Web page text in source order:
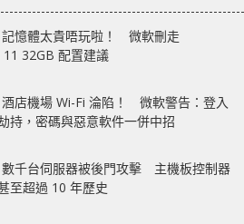
記憶體太貴唔玩啦！ 微軟刪走
32GB 配置建議
店機場 Wi-Fi 淪陷！ 微軟警告：登入
持，密碼與惡意軟件一併中招
數千台伺服器被後門攻擊 主機板控制器
至超過 10 年歷史